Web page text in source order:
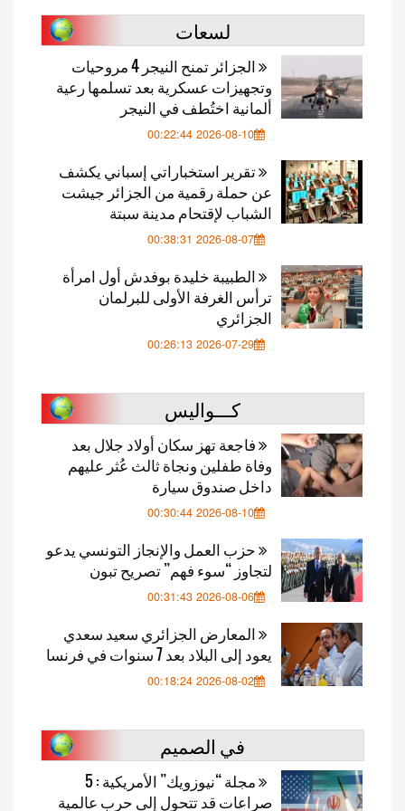
لسعات
الجزائر تمنح النيجر 4 مروحيات
وتجهيزات عسكرية بعد تسلمها رعية
ألمانية اختُطف في النيجر
2026-08-10 00:22:44
تقرير استخباراتي إسباني يكشف
عن حملة رقمية من الجزائر جيشت
الشباب لإقتحام مدينة سبتة
2026-08-07 00:38:31
الطبيبة خليدة بوفدش أول امرأة
ترأس الغرفة الأولى للبرلمان
الجزائري
2026-07-29 00:26:13
كـــواليس
فاجعة تهز سكان أولاد جلال بعد
وفاة طفلين ونجاة ثالث عُثر عليهم
داخل صندوق سيارة
2026-08-10 00:30:44
حزب العمل والإنجاز التونسي يدعو
لتجاوز “سوء فهم” تصريح تبون
2026-08-06 00:31:43
المعارض الجزائري سعيد سعدي
يعود إلى البلاد بعد 7 سنوات في فرنسا
2026-08-02 00:18:24
في الصميم
مجلة “نيوزويك” الأمريكية : 5
صراعات قد تتحول إلى حرب عالمية